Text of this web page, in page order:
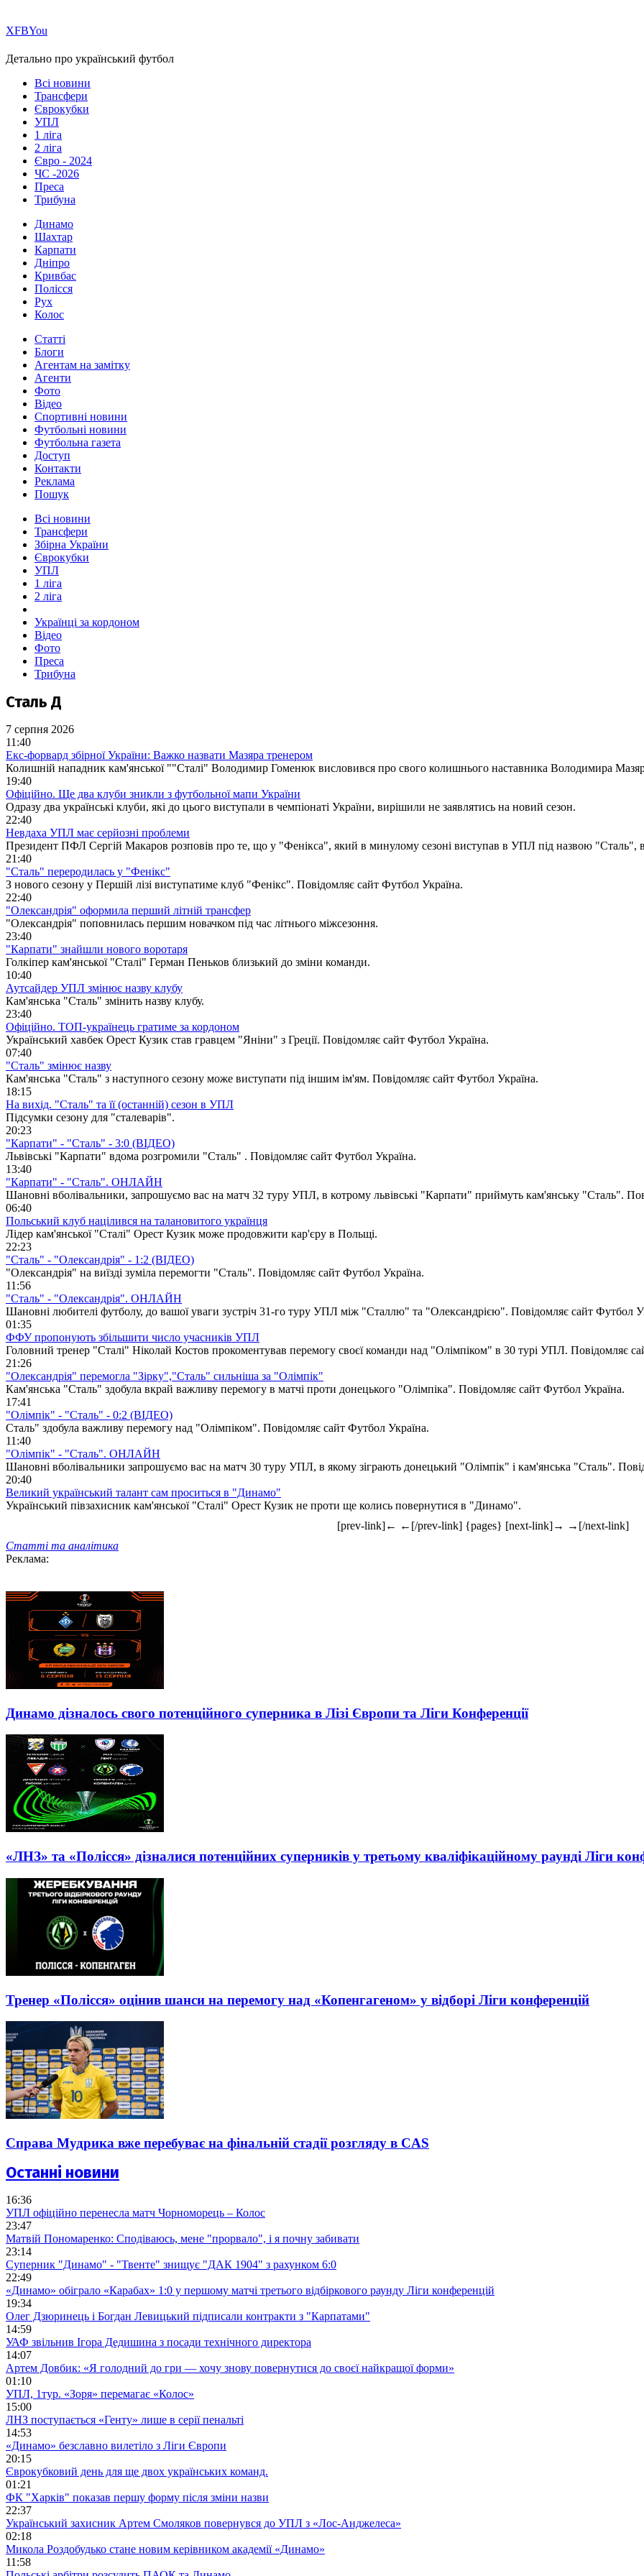
ХFBYou
Детально про український футбол
Всі новини
Трансфери
Єврокубки
УПЛ
1 ліга
2 ліга
Євро - 2024
ЧС -2026
Преса
Трибуна
Динамо
Шахтар
Карпати
Дніпро
Кривбас
Полісся
Рух
Колос
Статті
Блоги
Агентам на замітку
Агенти
Фото
Відео
Спортивні новини
Футбольні новини
Футбольна газета
Доступ
Контакти
Реклама
Пошук
Всі новини
Трансфери
Збірна України
Єврокубки
УПЛ
1 ліга
2 ліга
Українці за кордоном
Відео
Фото
Преса
Трибуна
Сталь Д
7 серпня 2026
11:40
Екс-форвард збірної України: Важко назвати Мазяра тренером
Колишній нападник кам'янської ""Сталі" Володимир Гоменюк висловився про свого колишнього наставника Володимира
19:40
Офіційно. Ще два клуби зникли з футбольної мапи України
Одразу два українські клуби, які до цього виступали в чемпіонаті України, вирішили не заявлятись на новий сезон.
22:40
Невдаха УПЛ має серйозні проблеми
Президент ПФЛ Сергій Макаров розповів про те, що у "Фенікса", який в минулому сезоні виступав в УПЛ під назвою "Сталь",
21:40
"Сталь" переродилась у "Фенікс"
З нового сезону у Першій лізі виступатиме клуб "Фенікс". Повідомляє сайт Футбол Україна.
22:40
"Олександрія" оформила перший літній трансфер
"Олександрія" поповнилась першим новачком під час літнього міжсезоння.
23:40
"Карпати" знайшли нового воротаря
Голкіпер кам'янської "Сталі" Герман Пеньков близький до зміни команди.
10:40
Аутсайдер УПЛ змінює назву клубу
Кам'янська "Сталь" змінить назву клубу.
23:40
Офіційно. ТОП-українець гратиме за кордоном
Український хавбек Орест Кузик став гравцем "Яніни" з Греції. Повідомляє сайт Футбол Україна.
07:40
"Сталь" змінює назву
Кам'янська "Сталь" з наступного сезону може виступати під іншим ім'ям. Повідомляє сайт Футбол Україна.
18:15
На вихід. "Сталь" та її (останній) сезон в УПЛ
Підсумки сезону для "сталеварів".
20:23
"Карпати" - "Сталь" - 3:0 (ВІДЕО)
Львівські "Карпати" вдома розгромили "Сталь" . Повідомляє сайт Футбол Україна.
13:40
"Карпати" - "Сталь". ОНЛАЙН
Шановні вболівальники, запрошуємо вас на матч 32 туру УПЛ, в котрому львівські "Карпати" приймуть кам'янську "Сталь".
06:40
Польський клуб націлився на талановитого українця
Лідер кам'янської "Сталі" Орест Кузик може продовжити кар'єру в Польщі.
22:23
"Сталь" - "Олександрія" - 1:2 (ВІДЕО)
"Олександрія" на виїзді зуміла перемогти "Сталь". Повідомляє сайт Футбол Україна.
11:56
"Сталь" - "Олександрія". ОНЛАЙН
Шановні любителі футболу, до вашої уваги зустріч 31-го туру УПЛ між "Сталлю" та "Олександрією". Повідомляє сайт Футбол
01:35
ФФУ пропонують збільшити число учасників УПЛ
Головний тренер "Сталі" Ніколай Костов прокоментував перемогу своєї команди над "Олімпіком" в 30 турі УПЛ. Повідомляє
21:26
"Олександрія" перемогла "Зірку","Сталь" сильніша за "Олімпік"
Кам'янська "Сталь" здобула вкрай важливу перемогу в матчі проти донецького "Олімпіка". Повідомляє сайт Футбол Україна.
17:41
"Олімпік" - "Сталь" - 0:2 (ВІДЕО)
Сталь" здобула важливу перемогу над "Олімпіком". Повідомляє сайт Футбол Україна.
11:40
"Олімпік" - "Сталь". ОНЛАЙН
Шановні вболівальники запрошуємо вас на матч 30 туру УПЛ, в якому зіграють донецький "Олімпік" і кам'янська "Сталь".
20:40
Великий український талант сам проситься в "Динамо"
Український півзахисник кам'янської "Сталі" Орест Кузик не проти ще колись повернутися в "Динамо".
[prev-link]← ←[/prev-link] {pages} [next-link]→ →[/next-link]
Статті та аналітика
Реклама:
Динамо дізналось свого потенційного суперника в Лізі Європи та Ліги Конференції
«ЛНЗ» та «Полісся» дізналися потенційних суперників у третьому кваліфікаційному раунді Ліги
Тренер «Полісся» оцінив шанси на перемогу над «Копенгагеном» у відборі Ліги конференцій
Справа Мудрика вже перебуває на фінальній стадії розгляду в CAS
Останні новини
16:36
УПЛ офіційно перенесла матч Чорноморець – Колос
23:47
Матвій Пономаренко: Сподіваюсь, мене "прорвало", і я почну забивати
23:14
Суперник "Динамо" - "Твенте" знищує "ДАК 1904" з рахунком 6:0
22:49
«Динамо» обіграло «Карабах» 1:0 у першому матчі третього відбіркового раунду Ліги конференцій
19:34
Олег Дзюринець і Богдан Левицький підписали контракти з "Карпатами"
14:59
УАФ звільнив Ігора Дедишина з посади технічного директора
14:07
Артем Довбик: «Я голодний до гри — хочу знову повернутися до своєї найкращої форми»
01:10
УПЛ, 1тур. «Зоря» перемагає «Колос»
15:00
ЛНЗ поступається «Генту» лише в серії пенальті
14:53
«Динамо» безславно вилетіло з Ліги Європи
20:15
Єврокубковий день для ще двох українських команд.
01:21
ФК "Харків" показав першу форму після зміни назви
22:37
Український захисник Артем Смоляков повернувся до УПЛ з «Лос-Анджелеса»
02:18
Микола Роздобудько стане новим керівником академії «Динамо»
11:58